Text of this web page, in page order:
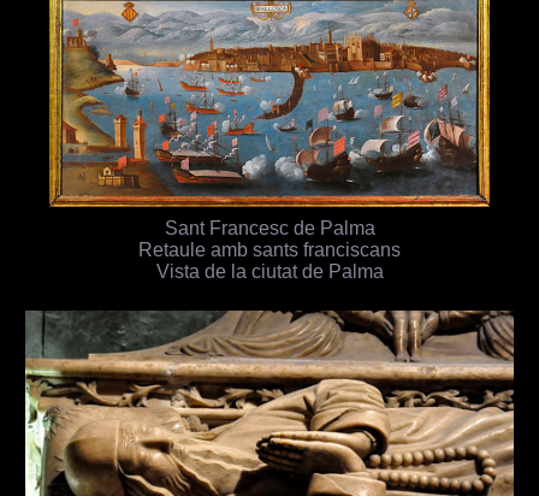
Sant Francesc de Palma
Retaule amb sants franciscans
Vista de la ciutat de Palma